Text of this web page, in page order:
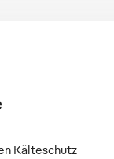
Kälteschutz